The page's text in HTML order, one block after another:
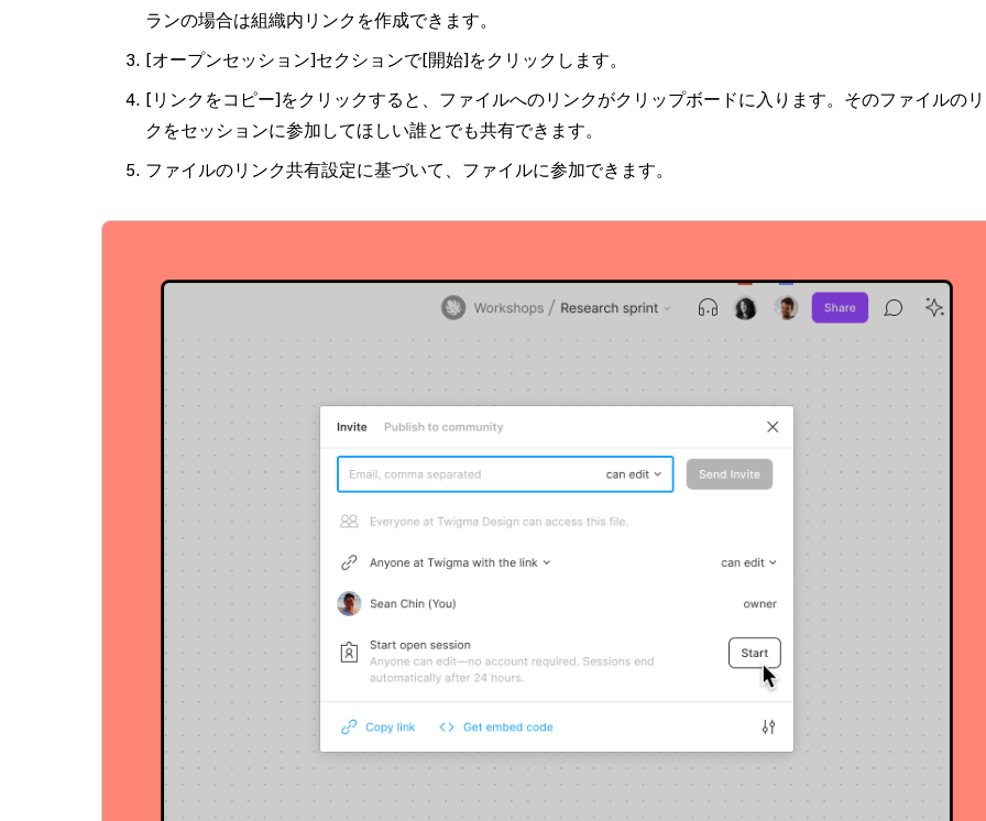
ランの場合は組織内リンクを作成できます。
[オープンセッション]セクションで[開始]をクリックします。
[リンクをコピー]をクリックすると、ファイルへのリンクがクリップボードに入ります。そのファイルの
クをセッションに参加してほしい誰とでも共有できます。
ファイルのリンク共有設定に基づいて、ファイルに参加できます。